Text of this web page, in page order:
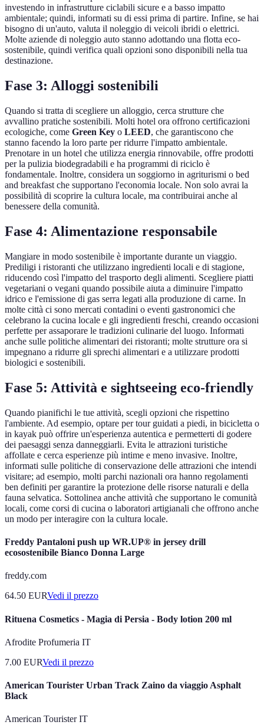
investendo in infrastrutture ciclabili sicure e a basso impatto
ambientale; quindi, informati su di essi prima di partire. Infine, se hai
bisogno di un'auto, valuta il noleggio di veicoli ibridi o elettrici.
Molte aziende di noleggio auto stanno adottando una flotta eco-
sostenibile, quindi verifica quali opzioni sono disponibili nella tua
destinazione.
Fase 3: Alloggi sostenibili
Quando si tratta di scegliere un alloggio, cerca strutture che
avvallino pratiche sostenibili. Molti hotel ora offrono certificazioni
ecologiche, come Green Key o LEED, che garantiscono che
stanno facendo la loro parte per ridurre l'impatto ambientale.
Prenotare in un hotel che utilizza energia rinnovabile, offre prodotti
per la pulizia biodegradabili e ha programmi di riciclo è
fondamentale. Inoltre, considera un soggiorno in agriturismi o bed
and breakfast che supportano l'economia locale. Non solo avrai la
possibilità di scoprire la cultura locale, ma contribuirai anche al
benessere della comunità.
Fase 4: Alimentazione responsabile
Mangiare in modo sostenibile è importante durante un viaggio.
Prediligi i ristoranti che utilizzano ingredienti locali e di stagione,
riducendo così l'impatto del trasporto degli alimenti. Scegliere piatti
vegetariani o vegani quando possibile aiuta a diminuire l'impatto
idrico e l'emissione di gas serra legati alla produzione di carne. In
molte città ci sono mercati contadini o eventi gastronomici che
celebrano la cucina locale e gli ingredienti freschi, creando occasioni
perfette per assaporare le tradizioni culinarie del luogo. Informati
anche sulle politiche alimentari dei ristoranti; molte strutture ora si
impegnano a ridurre gli sprechi alimentari e a utilizzare prodotti
biologici e sostenibili.
Fase 5: Attività e sightseeing eco-friendly
Quando pianifichi le tue attività, scegli opzioni che rispettino
l'ambiente. Ad esempio, optare per tour guidati a piedi, in bicicletta o
in kayak può offrire un'esperienza autentica e permetterti di godere
dei paesaggi senza danneggiarli. Evita le attrazioni turistiche
affollate e cerca esperienze più intime e meno invasive. Inoltre,
informati sulle politiche di conservazione delle attrazioni che intendi
visitare; ad esempio, molti parchi nazionali ora hanno regolamenti
ben definiti per garantire la protezione delle risorse naturali e della
fauna selvatica. Sottolinea anche attività che supportano le comunità
locali, come corsi di cucina o laboratori artigianali che offrono anche
un modo per interagire con la cultura locale.
Freddy Pantaloni push up WR.UP® in jersey drill
ecosostenibile Bianco Donna Large
freddy.com
64.50 EURVedi il prezzo
Rituena Cosmetics - Magia di Persia - Body lotion 200 ml
Afrodite Profumeria IT
7.00 EURVedi il prezzo
American Tourister Urban Track Zaino da viaggio Asphalt
Black
American Tourister IT